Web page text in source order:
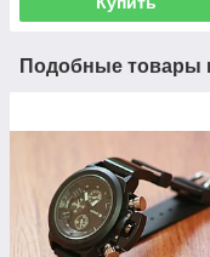
Подобные товары